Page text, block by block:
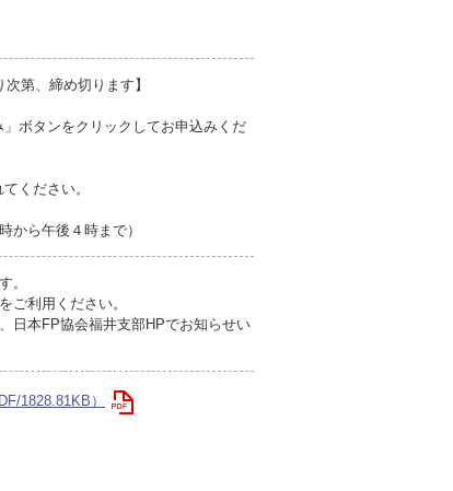
第、締め切ります】
ボタンをクリックしてお申込みくだ
ください。
ら午後４時まで）
。
ご利用ください。
日本FP協会福井支部HPでお知らせい
1828.81KB）